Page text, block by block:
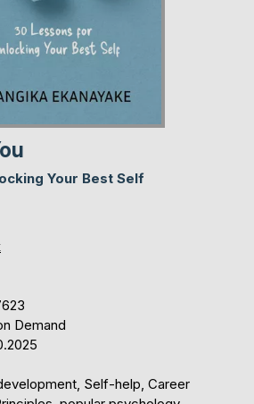
Your Best Self
Demand
Self-help, Career